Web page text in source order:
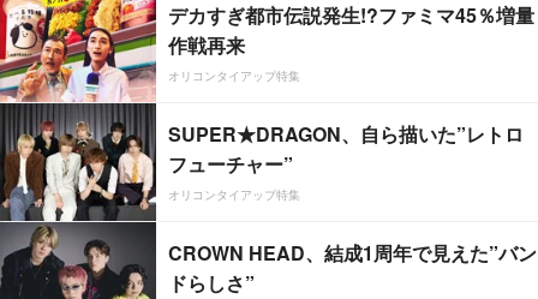
デカすぎ都市伝説発生!?ファミマ45％増量
作戦再来
オリコンタイアップ特集
SUPER★DRAGON、自ら描いた”レトロ
フューチャー”
オリコンタイアップ特集
CROWN HEAD、結成1周年で見えた”バン
ドらしさ”